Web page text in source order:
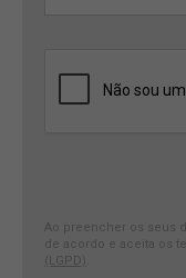
Ao preencher os seus
de acordo e aceita os
(LGPD)